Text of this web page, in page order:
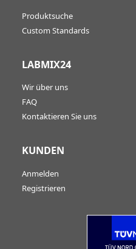
Produktsuche
Custom Standards
LABMIX24
Wir über uns
FAQ
Kontaktieren Sie uns
KUNDEN
Anmelden
Registrieren